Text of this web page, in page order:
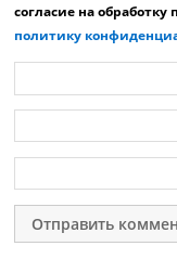
согласие на
политику